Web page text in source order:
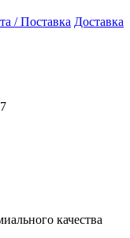
/ Поставка Доставка
качества